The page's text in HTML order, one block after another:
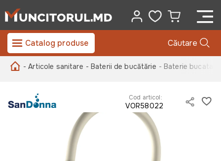
Catalog produse Căutare
- Articole sanitare - Baterii de bucătărie - Baterie
Cod articol:
VOR58022